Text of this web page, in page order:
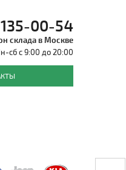
00-54
склада в Москве
сб с 9:00 до 20:00